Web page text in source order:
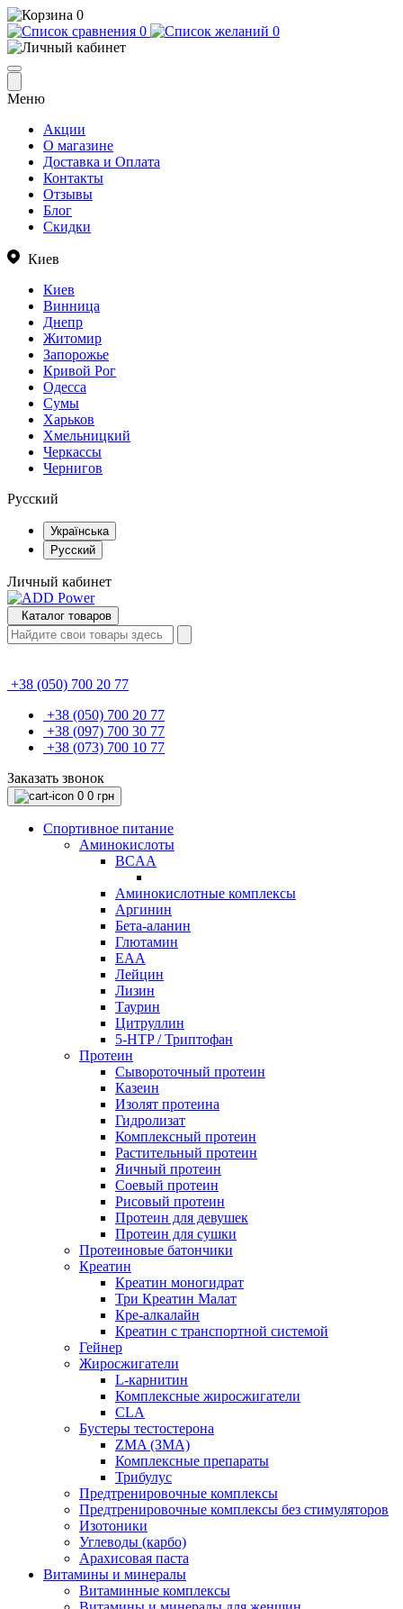
0
0
0
Меню
Акции
О магазине
Доставка и Оплата
Контакты
Отзывы
Блог
Скидки
Киев
Киев
Винница
Днепр
Житомир
Запорожье
Кривой Рог
Одесса
Сумы
Харьков
Хмельницкий
Черкассы
Чернигов
Русский
Українська
Русский
Личный кабинет
Каталог товаров
+38 (050) 700 20 77
+38 (050) 700 20 77
+38 (097) 700 30 77
+38 (073) 700 10 77
Заказать звонок
0 0 грн
Спортивное питание
Аминокислоты
BCAA
Аминокислотные комплексы
Аргинин
Бета-аланин
Глютамин
EAA
Лейцин
Лизин
Таурин
Цитруллин
5-HTP / Триптофан
Протеин
Сывороточный протеин
Казеин
Изолят протеина
Гидролизат
Комплексный протеин
Растительный протеин
Яичный протеин
Соевый протеин
Рисовый протеин
Протеин для девушек
Протеин для сушки
Протеиновые батончики
Креатин
Креатин моногидрат
Три Креатин Малат
Кре-алкалайн
Креатин с транспортной системой
Гейнер
Жиросжигатели
L-карнитин
Комплексные жиросжигатели
CLA
Бустеры тестостерона
ZMA (ЗМА)
Комплексные препараты
Трибулус
Предтренировочные комплексы
Предтренировочные комплексы без стимуляторов
Изотоники
Углеводы (карбо)
Арахисовая паста
Витамины и минералы
Витаминные комплексы